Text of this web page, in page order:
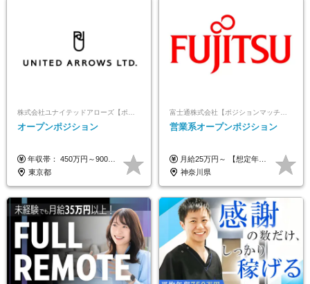
オープンポジション
年収帯： 450万円～900万円 ※経験・スキルを考慮の上、決定します。
東京都
営業系オープンポジション
月給25万円～ 【想定年収】 400万円～1000万円（残業代及び諸手当込） ※ご経験、前年収、ご年齢に応じて決定します。
神奈川県